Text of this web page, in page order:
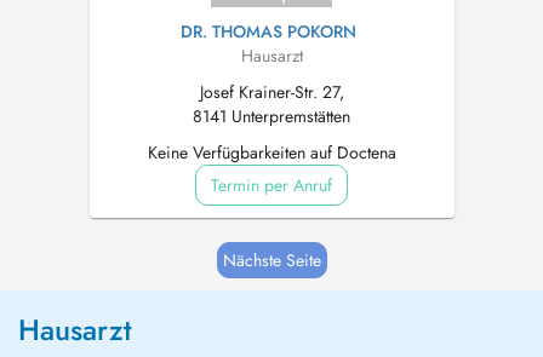
DR. THOMAS POKORN
Hausarzt
Josef Krainer-Str. 27,
8141 Unterpremstätten
Keine Verfügbarkeiten auf Doctena
Termin per Anruf
Nächste Seite
Hausarzt